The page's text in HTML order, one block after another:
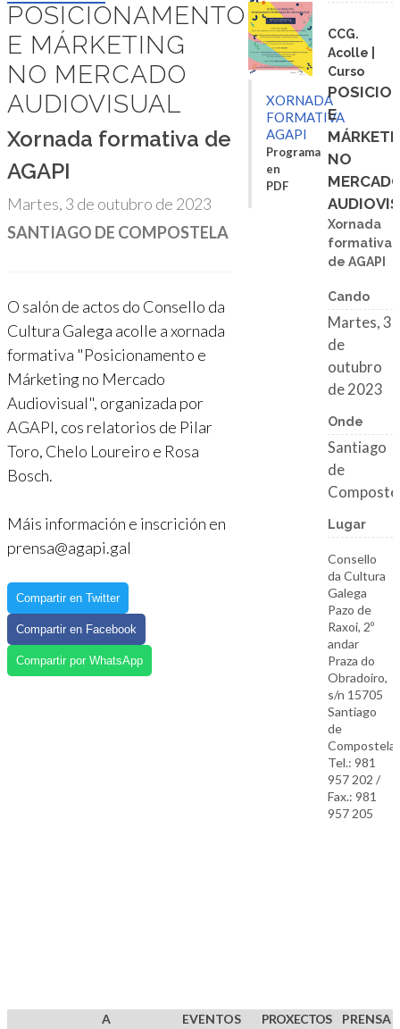
POSICIONAMENTO
E MÁRKETING
NO MERCADO
AUDIOVISUAL
Xornada formativa de
AGAPI
Martes, 3 de outubro de 2023
SANTIAGO DE COMPOSTELA
O salón de actos do Consello da
Cultura Galega acolle a xornada
formativa "Posicionamento e
Márketing no Mercado
Audiovisual", organizada por
AGAPI, cos relatorios de Pilar
Toro, Chelo Loureiro e Rosa
Bosch.
Máis información e inscrición en
prensa@agapi.gal
Compartir en Twitter
Compartir en Facebook
Compartir por WhatsApp
XORNADA
FORMATIVA
AGAPI
Programa
en
PDF
CCG.
Acolle |
Curso
E
NO
Xornada
formativa
de AGAPI
Cando
Martes, 3
de
outubro
de 2023
Onde
Santiago
de
Lugar
Consello
da Cultura
Galega
Pazo de
Raxoi, 2º
andar
Praza do
Obradoiro,
s/n 15705
Santiago
de
Compostela
Tel.: 981
957 202 /
Fax.: 981
957 205
A
EVENTOS
PROXECTOS
PRENSA